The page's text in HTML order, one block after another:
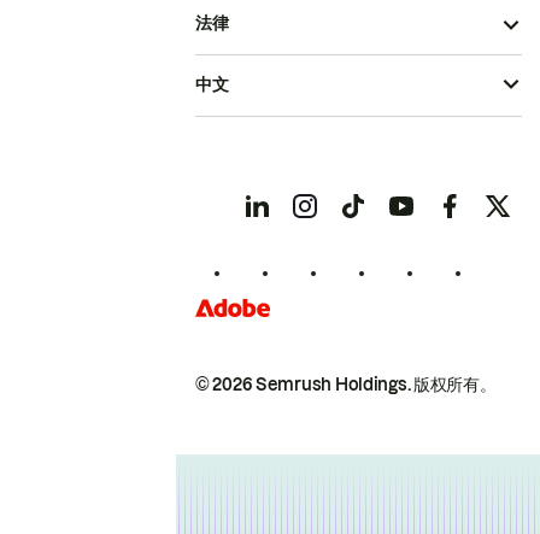
© 2026 Semrush Holdings.版权所有。
法律
中文